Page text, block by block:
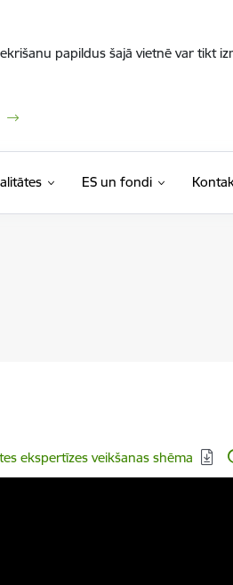
papildus šajā vietnē var tikt
ES un fondi
ekspertīzes veikšanas shēma